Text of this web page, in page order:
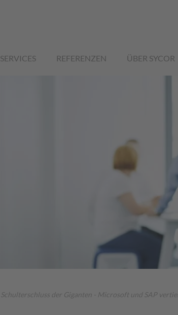
SERVICES REFERENZEN ÜBER SYCOR
Schulterschluss der Giganten - Microsoft und SAP